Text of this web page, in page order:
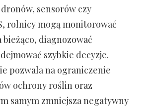
sensorów czy
rolnicy mogą monitorować
bieżąco, diagnozować
szybkie decyzje.
pozwala na ograniczenie
ochrony roślin oraz
samym zmniejsza negatywny